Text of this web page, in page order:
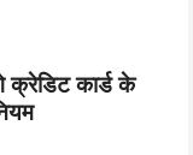
कार्ड के